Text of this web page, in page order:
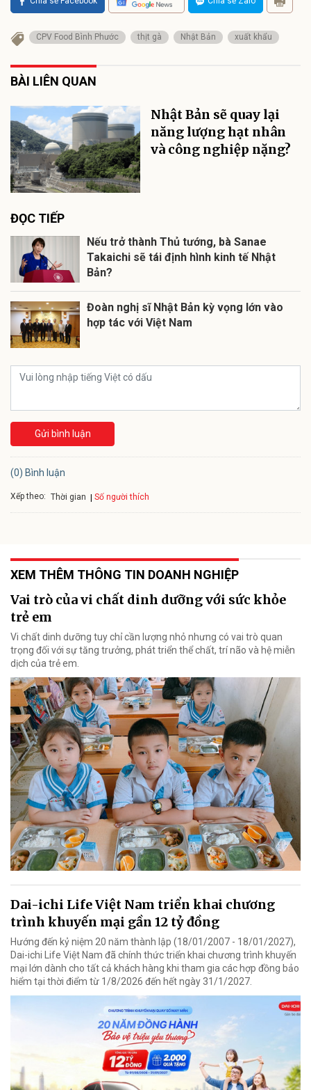
CPV Food Bình Phước thịt gà Nhật Bản xuất khẩu
BÀI LIÊN QUAN
Nhật Bản sẽ quay lại
năng lượng hạt nhân
và công nghiệp nặng?
ĐỌC TIẾP
Nếu trở thành Thủ tướng, bà Sanae
Takaichi sẽ tái định hình kinh tế Nhật
Bản?
Đoàn nghị sĩ Nhật Bản kỳ vọng lớn vào
hợp tác với Việt Nam
Gửi bình luận
(0) Bình luận
Xếp theo: Thời gian Số người thích
XEM THÊM THÔNG TIN DOANH NGHIỆP
Vai trò của vi chất dinh dưỡng với sức khỏe
trẻ em
Vi chất dinh dưỡng tuy chỉ cần lượng nhỏ nhưng có vai trò quan
trọng đối với sự tăng trưởng, phát triển thể chất, trí não và hệ miễn
dịch của trẻ em.
Dai-ichi Life Việt Nam triển khai chương
trình khuyến mại gần 12 tỷ đồng
Hướng đến kỷ niệm 20 năm thành lập (18/01/2007 - 18/01/2027),
Dai-ichi Life Việt Nam đã chính thức triển khai chương trình khuyến
mại lớn dành cho tất cả khách hàng khi tham gia các hợp đồng bảo
hiểm tại thời điểm từ 1/8/2026 đến hết ngày 31/1/2027.